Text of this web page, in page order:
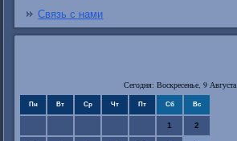
Связь с нами
Сегодня: Воскресенье, 9 Августа
Пн Вт Ср Чт Пт Сб Вс
1 2